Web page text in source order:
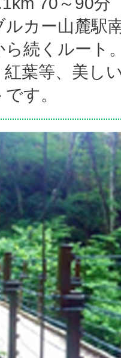
カー山麓駅
ら続くルート
紅葉等、美し
す。